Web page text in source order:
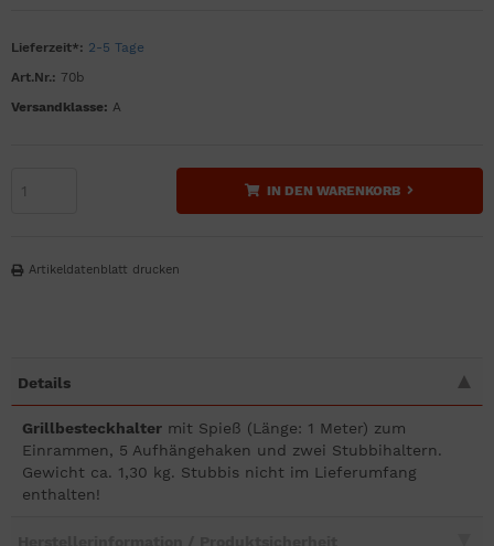
Lieferzeit*: 2-5 Tage
Art.Nr.: 70b
Versandklasse: A
IN DEN WARENKORB
Artikeldatenblatt drucken
Details
Grillbesteckhalter mit Spieß (Länge: 1 Meter) zum
Einrammen, 5 Aufhängehaken und zwei Stubbihaltern.
Gewicht ca. 1,30 kg. Stubbis nicht im Lieferumfang
enthalten!